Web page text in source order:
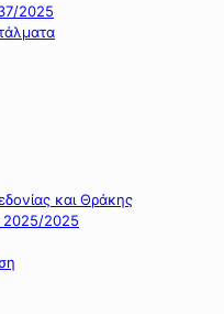
2025
και Θράκης
2025/2025